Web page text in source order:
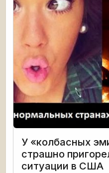
У «колбасных
страшно
ситуации в США